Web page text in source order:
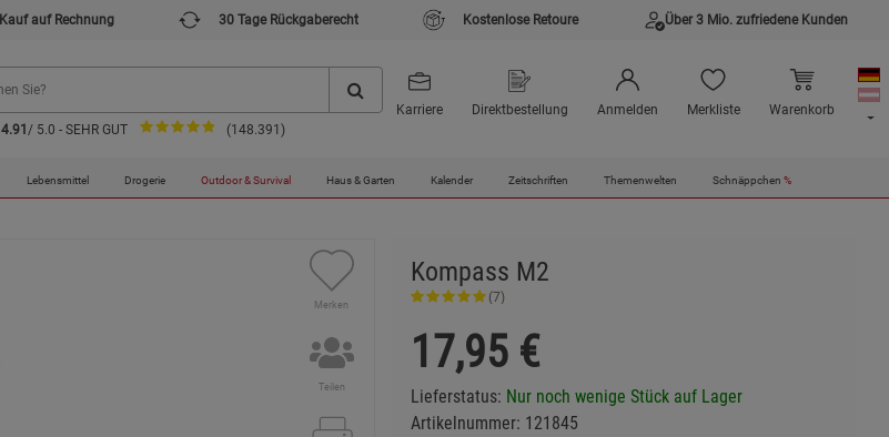
Kauf auf Rechnung 30 Tage Rückgaberecht Kostenlose Retoure Über 3 Mio. zufriedene Kunden
4.91 / 5.0 - SEHR GUT (148.391)
Karriere Direktbestellung Anmelden Merkliste Warenkorb
Lebensmittel Drogerie Outdoor & Survival Haus & Garten Kalender Zeitschriften Themenwelten Schnäppchen %
Merken
Teilen
Kompass M2
(7)
17,95 €
Lieferstatus: Nur noch wenige Stück auf Lager
Artikelnummer: 121845